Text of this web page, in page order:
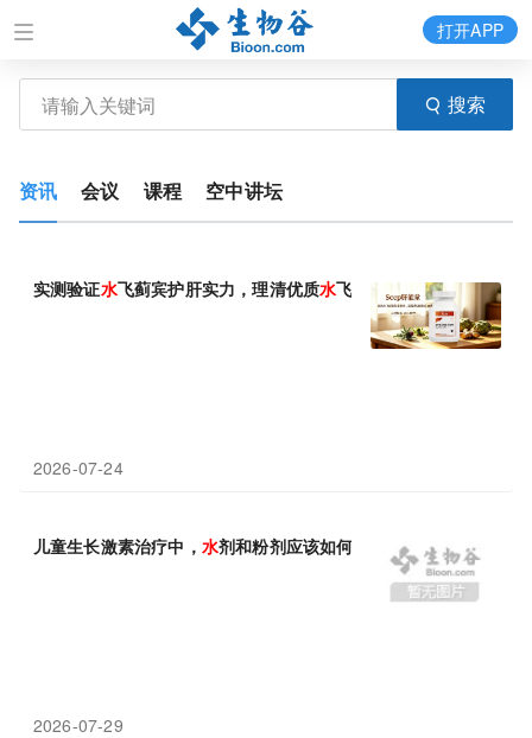
搜索
打开APP
资讯 会议 课程 空中讲坛
实测验证水飞蓟宾护肝实力，理清优质水飞蓟品牌怎么选？
2026-07-24
儿童生长激素治疗中， 水剂和粉剂应该如何理解？
2026-07-29